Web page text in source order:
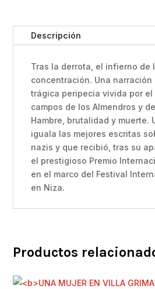
cantidad
Descripción
Tras la derrota, el infierno de
concentración. Una narración
trágica peripecia vivida por el
campos de los Almendros y
Hambre, brutalidad y muerte.
iguala las mejores escritas
nazis y que recibió, tras su
el prestigioso Premio
en el marco del Festival
en Niza.
Productos